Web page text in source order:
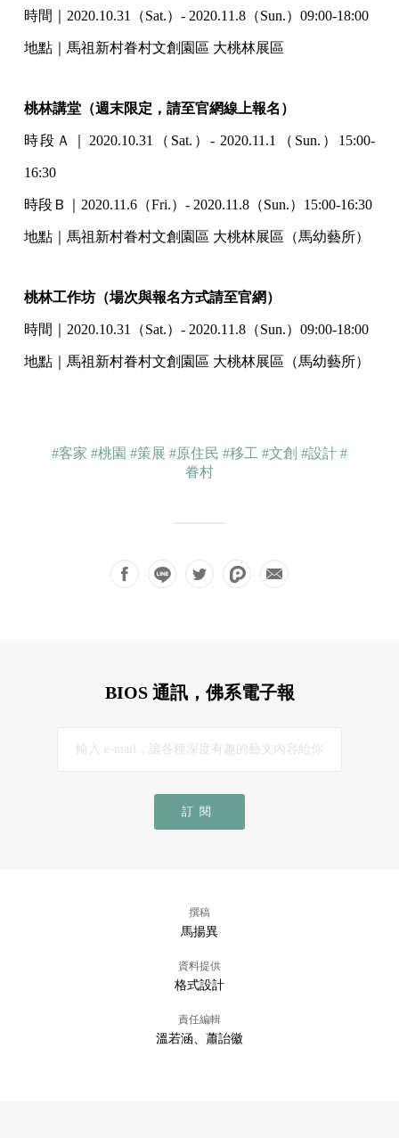
時間｜2020.10.31（Sat.）- 2020.11.8（Sun.）09:00-18:00
地點｜馬祖新村眷村文創園區 大桃林展區
桃林講堂（週末限定，請至官網線上報名）
時段Ａ｜2020.10.31（Sat.）- 2020.11.1（Sun.）15:00-
16:30
時段Ｂ｜2020.11.6（Fri.）- 2020.11.8（Sun.）15:00-16:30
地點｜馬祖新村眷村文創園區 大桃林展區（馬幼藝所）
桃林工作坊（場次與報名方式請至官網）
時間｜2020.10.31（Sat.）- 2020.11.8（Sun.）09:00-18:00
地點｜馬祖新村眷村文創園區 大桃林展區（馬幼藝所）
#客家 #桃園 #策展 #原住民 #移工 #文創 #設計 #
眷村
BIOS 通訊，佛系電子報
訂閱
撰稿
馬揚異
資料提供
格式設計
責任編輯
溫若涵、蕭詒徽